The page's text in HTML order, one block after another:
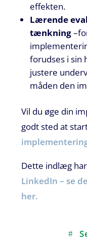
effekten.
Lærende
tænkning
forudses i sin
justere
måden den
Vil du øge din
godt sted at
Dette indlæg
LinkedIn – se
her.